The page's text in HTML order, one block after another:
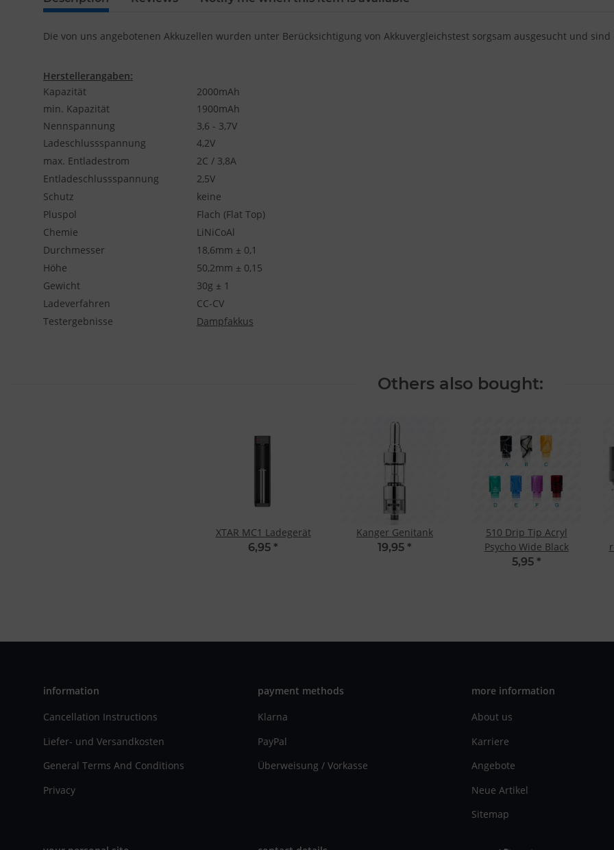
Die von uns angebotenen Akkuzellen wurden unter Berücksichtigung von Akkuvergleichstest sorgsam ausgesucht und
Herstellerangaben:
Kapazität
2000mAh
min. Kapazität
1900mAh
Nennspannung
3,6 - 3,7V
Ladeschlussspannung
4,2V
max. Entladestrom
2C / 3,8A
Entladeschlussspannung
2,5V
Schutz
keine
Pluspol
Flach (Flat Top)
Chemie
LiNiCoAl
Durchmesser
18,6mm ± 0,1
Höhe
50,2mm ± 0,15
Gewicht
30g ± 1
Ladeverfahren
CC-CV
Testergebnisse
Dampfakkus
Others also bought:
XTAR MC1 Ladegerät
6,95 *
Kanger Genitank
19,95 *
510 Drip Tip Acryl
Psycho Wide Black
5,95 *
information
Cancellation Instructions
Liefer- und Versandkosten
General Terms And Conditions
Privacy
payment methods
Klarna
PayPal
Überweisung / Vorkasse
more information
About us
Karriere
Angebote
Neue Artikel
Sitemap